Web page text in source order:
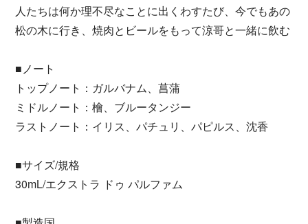
人たちは何か理不尽なことに出くわすたび、今でもあの
松の木に行き、焼肉とビールをもって涼哥と一緒に飲む
■ノート
トップノート：ガルバナム、菖蒲
ミドルノート：檜、ブルータンジー
ラストノート：イリス、パチュリ、パピルス、沈香
■サイズ/規格
30mL/エクストラ ドゥ パルファム